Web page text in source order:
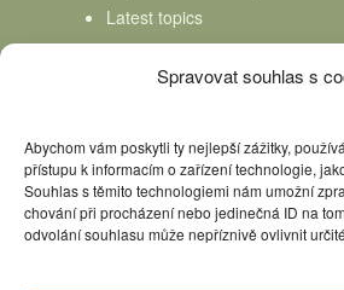
Spravovat souhlas s
Abychom vám poskytli ty nejlepší zážitky,
přístupu k informacím o zařízení technologie,
Souhlas s těmito technologiemi nám umožní
chování při procházení nebo jedinečná ID na
odvolání souhlasu může nepříznivě ovlivnit
Latest topics
Topics Freshness